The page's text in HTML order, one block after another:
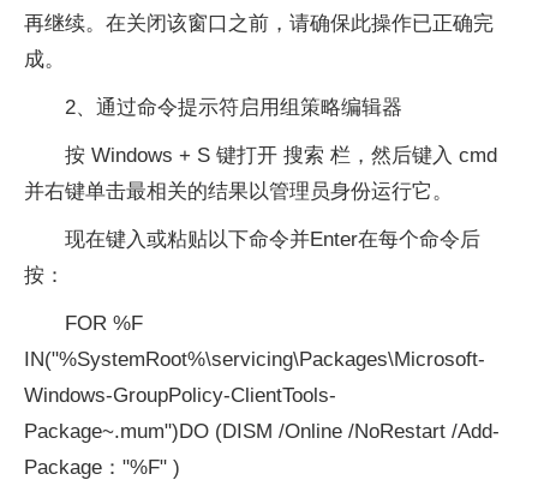
再继续。在关闭该窗口之前，请确保此操作已正确完
成。
2、通过命令提示符启用组策略编辑器
按 Windows + S 键打开 搜索 栏，然后键入 cmd
并右键单击最相关的结果以管理员身份运行它。
现在键入或粘贴以下命令并Enter在每个命令后
按：
FOR %F
IN("%SystemRoot%\servicing\Packages\Microsoft-
Windows-GroupPolicy-ClientTools-
Package~.mum")DO (DISM /Online /NoRestart /Add-
Package："%F" )